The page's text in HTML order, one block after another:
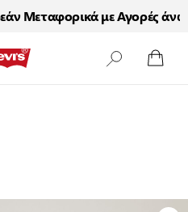
Μεταφορικά με Αγορές άνω